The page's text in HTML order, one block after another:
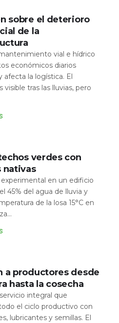
sobre el deterioro
de la
vial e hídrico
económicos diarios
afecta la logística. El
visible tras las lluvias, pero
verdes con
nativas
en un edificio
45% del agua de lluvia y
de la losa 15°C en
a productores desde
hasta la cosecha
integral que
el ciclo productivo con
lubricantes y semillas. El